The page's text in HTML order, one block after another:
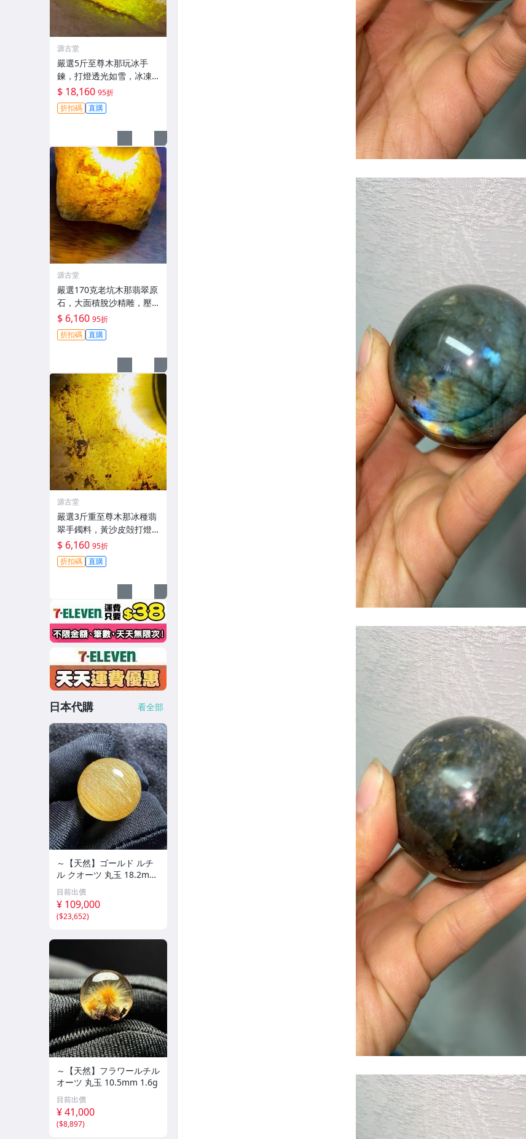
源古堂
嚴選5斤至尊木那玩冰手
鍊，打燈透光如雪，冰凍
底色，沉穩厚重，推薦收
藏級天然A貨翡翠手鍊#翡
翠#天然A貨#手鍊
$ 18,160 95折
折扣碼 直購
源古堂
嚴選170克老坑木那翡翠原
石，大面積脫沙精雕，壓
燈通透無雜質，油性佳冰
種特級，適合收藏與鑽刻#
翡翠 #老坑玉 #冰種翡翠
$ 6,160 95折
折扣碼 直購
源古堂
嚴選3斤重至尊木那冰種翡
翠手鐲料，黃沙皮殻打燈
熒光強烈，水頭極佳，種
水化開石型規整，皮殼完
整無損。適合做手鐲、掛
$ 6,160 95折
折扣碼 直購
日本代購 看全部
～【天然】ゴールド ルチ
ル クオーツ 丸玉 18.2mm
8.5g
目前出價
¥ 109,000
($23,652)
～【天然】フラワールチル
オーツ 丸玉 10.5mm 1.6g
目前出價
¥ 41,000
($8,897)